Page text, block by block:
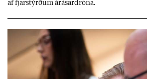
af fjar­stýrð­um árás­ar­dróna.